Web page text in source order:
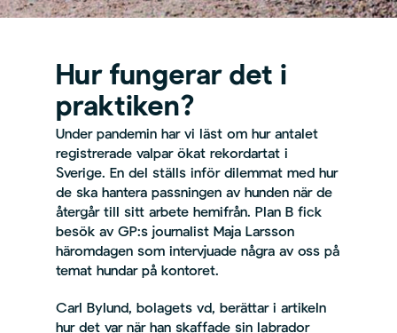
Hur fungerar det i
praktiken?
Under pandemin har vi läst om hur antalet
registrerade valpar ökat rekordartat i
Sverige. En del ställs inför dilemmat med hur
de ska hantera passningen av hunden när de
återgår till sitt arbete hemifrån. Plan B fick
besök av GP:s journalist Maja Larsson
häromdagen som intervjuade några av oss på
temat hundar på kontoret.
Carl Bylund, bolagets vd, berättar i artikeln
hur det var när han skaffade sin labrador